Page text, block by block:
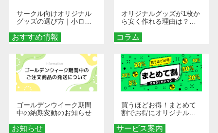
おすすめ情報
サークル向けオリジナル
グッズの選び方｜小ロッ
める秘訣
コラム
オリジナルグッズが1枚か
ら安く作れる理由は？オ
とメリットを解説
お知らせ
ゴールデンウイーク期間
中の納期変動のお知らせ
サービス案内
買うほどお得！まとめて
割でお得にオリジナルグ